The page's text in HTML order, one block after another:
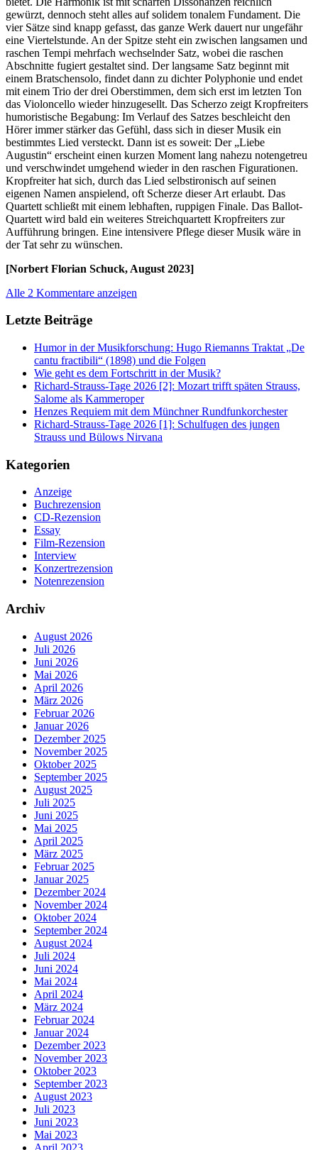
gewürzt, dennoch steht alles auf solidem tonalem Fundament. Die
vier Sätze sind knapp gefasst, das ganze Werk dauert nur ungefähr
eine Viertelstunde. An der Spitze steht ein zwischen langsamen und
raschen Tempi mehrfach wechselnder Satz, wobei die raschen
Abschnitte fugiert gestaltet sind. Der langsame Satz beginnt mit
einem Bratschensolo, findet dann zu dichter Polyphonie und endet
mit einem Trio der drei Oberstimmen, dem sich erst im letzten Ton
das Violoncello wieder hinzugesellt. Das Scherzo zeigt Kropfreiters
humoristische Begabung: Im Verlauf des Satzes beschleicht den
Hörer immer stärker das Gefühl, dass sich in dieser Musik ein
bestimmtes Lied versteckt. Dann ist es soweit: Der „Liebe
Augustin“ erscheint einen kurzen Moment lang nahezu notengetreu
und verschwindet umgehend wieder in den raschen Figurationen.
Kropfreiter hat sich, durch das Lied selbstironisch auf seinen
eigenen Namen anspielend, oft Scherze dieser Art erlaubt. Das
Quartett schließt mit einem lebhaften, ruppigen Finale. Das Ballot-
Quartett wird bald ein weiteres Streichquartett Kropfreiters zur
Aufführung bringen. Eine intensivere Pflege dieser Musik wäre in
der Tat sehr zu wünschen.
[Norbert Florian Schuck, August 2023]
Alle 2 Kommentare anzeigen
Letzte Beiträge
Humor in der Musikforschung: Hugo Riemanns Traktat „De
cantu fractibili“ (1898) und die Folgen
Wie geht es dem Fortschritt in der Musik?
Richard-Strauss-Tage 2026 [2]: Mozart trifft späten Strauss,
Salome als Kammeroper
Henzes Requiem mit dem Münchner Rundfunkorchester
Richard-Strauss-Tage 2026 [1]: Schulfugen des jungen
Strauss und Bülows Nirvana
Kategorien
Anzeige
Buchrezension
CD-Rezension
Essay
Film-Rezension
Interview
Konzertrezension
Notenrezension
Archiv
August 2026
Juli 2026
Juni 2026
Mai 2026
April 2026
März 2026
Februar 2026
Januar 2026
Dezember 2025
November 2025
Oktober 2025
September 2025
August 2025
Juli 2025
Juni 2025
Mai 2025
April 2025
März 2025
Februar 2025
Januar 2025
Dezember 2024
November 2024
Oktober 2024
September 2024
August 2024
Juli 2024
Juni 2024
Mai 2024
April 2024
März 2024
Februar 2024
Januar 2024
Dezember 2023
November 2023
Oktober 2023
September 2023
August 2023
Juli 2023
Juni 2023
Mai 2023
April 2023